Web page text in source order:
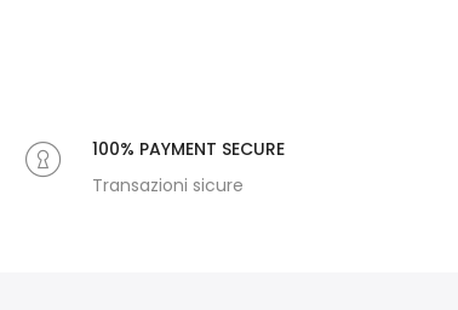
100% PAYMENT SECURE
Transazioni sicure